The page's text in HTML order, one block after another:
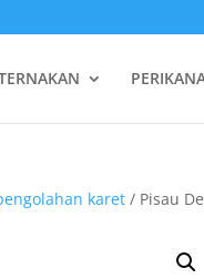
karet/ Pisau